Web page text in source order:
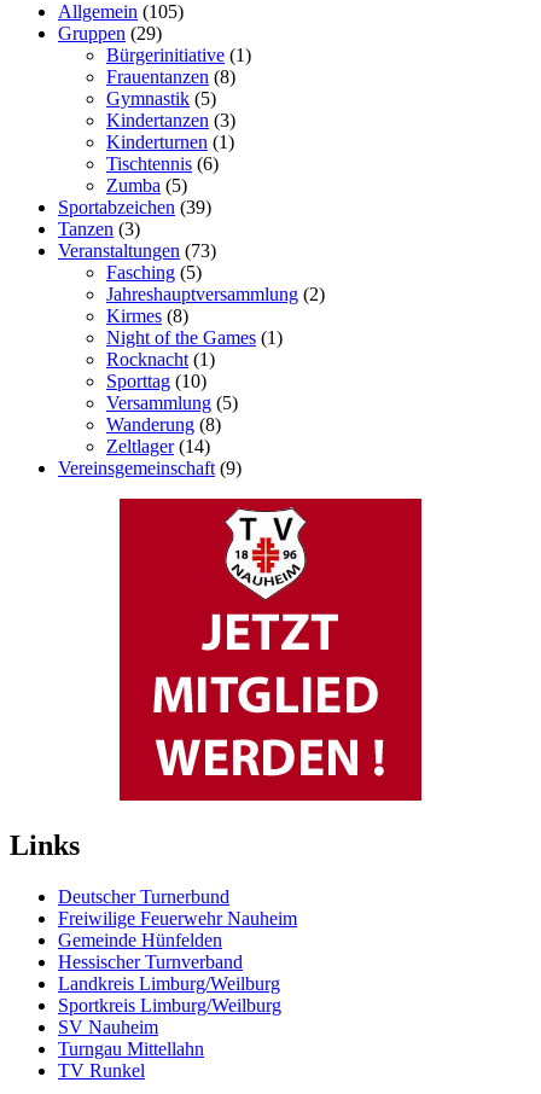
Allgemein (105)
Gruppen (29)
Bürgerinitiative (1)
Frauentanzen (8)
Gymnastik (5)
Kindertanzen (3)
Kinderturnen (1)
Tischtennis (6)
Zumba (5)
Sportabzeichen (39)
Tanzen (3)
Veranstaltungen (73)
Fasching (5)
Jahreshauptversammlung (2)
Kirmes (8)
Night of the Games (1)
Rocknacht (1)
Sporttag (10)
Versammlung (5)
Wanderung (8)
Zeltlager(14)
Vereinsgemeinschaft (9)
Links
Deutscher Turnerbund
Freiwilige Feuerwehr Nauheim
Gemeinde Hünfelden
Hessischer Turnverband
Landkreis Limburg/Weilburg
Sportkreis Limburg/Weilburg
SV Nauheim
Turngau Mittellahn
TV Runkel